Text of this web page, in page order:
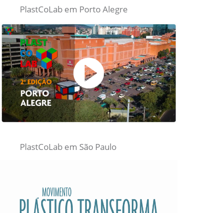
PlastCoLab em Porto Alegre
PlastCoLab em São Paulo